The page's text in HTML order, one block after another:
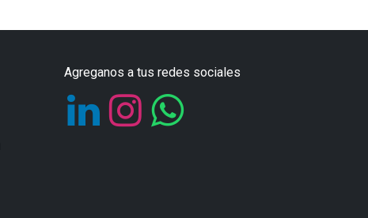
Agreganos a tus redes sociales